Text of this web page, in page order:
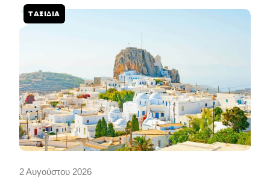
2 Αυγούστου 2026
ΤΑΞΙΔΙΑ